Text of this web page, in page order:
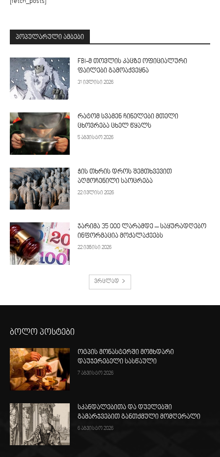
ᲞᲝᲞᲣᲚᲐᲠᲣᲚᲘ ᲐᲛᲑᲔᲑᲘ
FBI-მ თოვლის კაცზე ოფიციალური
ფაილები გამოაქვეყნა
31 ივლისი 2026
რატომ სვამენ ჩინელები მთელი
ცხოვრება ცხელ წყალს
5 აგვისტო 2026
ჭის თხრის დროს შემთხვევით
აღმოჩენილი საოცრება
22 ივლისი 2026
ჯარიმა 35 000 ლარამდე – საყურადღებო
ინფორმაცია მოქალაქეებს
22 ივნისი 2026
ვრცლად
ბოლო პოსტები
ოტპის მონასტერში მომხდარი
დაუჯერებელი სასწაული
7 აგვისტო 2026
სკანდალებითა და დუელებში
გამარჯვებით განთქმული მომღერალი
6 აგვისტო 2026